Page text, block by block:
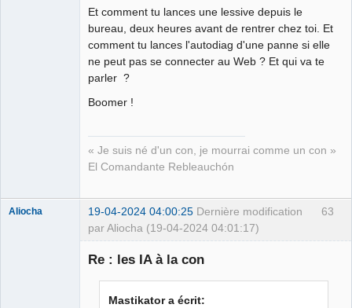
Et comment tu lances une lessive depuis le
bureau, deux heures avant de rentrer chez toi. Et
comment tu lances l'autodiag d'une panne si elle
ne peut pas se connecter au Web ? Et qui va te
parler ?
Boomer !
« Je suis né d'un con, je mourrai comme un con »
El Comandante Rebleauchón
63
Aliocha 19-04-2024 04:00:25 Dernière modification
par Aliocha (19-04-2024 04:01:17)
Re : les IA à la con
Mastikator a écrit: